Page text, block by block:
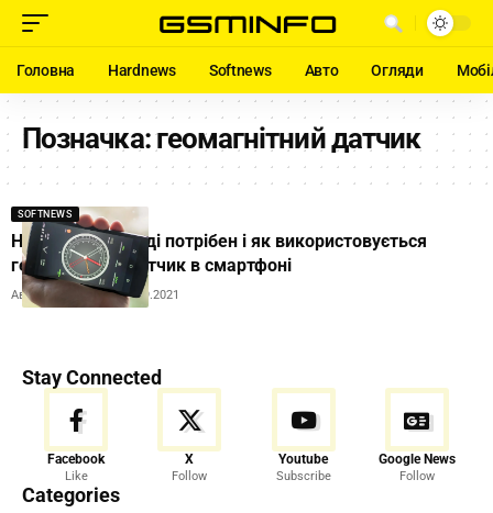
Головна Hardnews Softnews Авто Огляди
Позначка:геомагнітний датчик
SOFTNEWS
Навіщо насправді потрібен і як використовується
геомагнітний датчик в смартфоні
Автор: Ihor Tolubyak16.09.2021
Stay Connected
Facebook
Like
X
Follow
Youtube
Subscribe
Google News
Follow
Categories